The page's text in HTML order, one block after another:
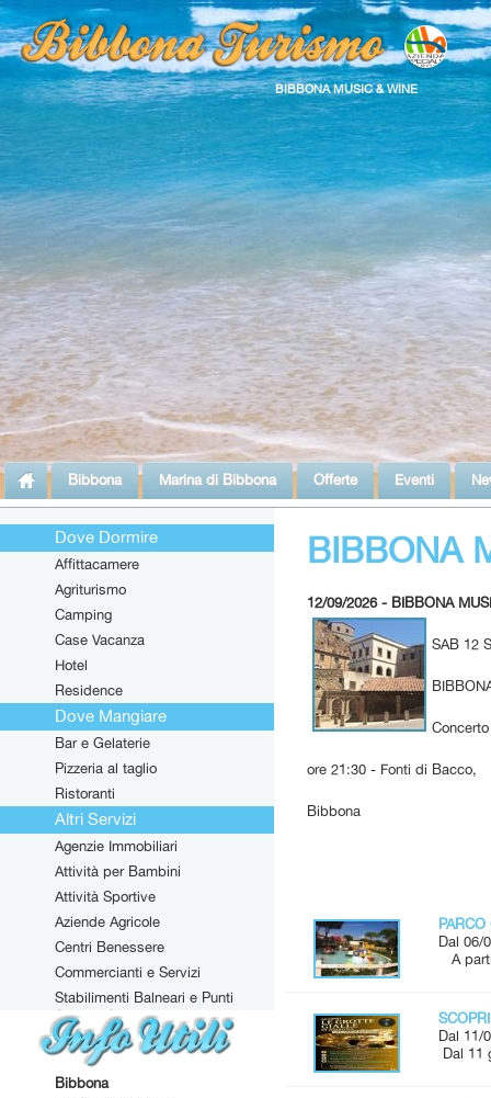
BIBBONA MUSIC & WINE
Bibbona Marina di Bibbona Offerte Eventi
Dove Dormire
Affittacamere
Agriturismo
Camping
Case Vacanza
Hotel
Residence
Dove Mangiare
Bar e Gelaterie
Pizzeria al taglio
Ristoranti
Altri Servizi
Agenzie Immobiliari
Attività per Bambini
Attività Sportive
Aziende Agricole
Centri Benessere
Commercianti e Servizi
Stabilimenti Balneari e Punti
Attrezzati
Bibbona
BIBBONA
12/09/2026 - BIBBONA
SAB 12
ore 21:30 - Fonti di Bacco,
Bibbona
Dal 06/
A
Dal 11/
Dal 11